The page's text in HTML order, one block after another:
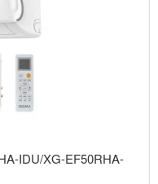
IDU/XG-EF50RHA-